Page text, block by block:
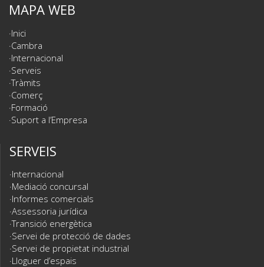
MAPA WEB
Inici
Cambra
Internacional
Serveis
Tràmits
Comerç
Formació
Suport a l’Empresa
SERVEIS
Internacional
Mediació concursal
Informes comercials
Assessoria jurídica
Transició energètica
Servei de protecció de dades
Servei de propietat industrial
Lloguer d’espais